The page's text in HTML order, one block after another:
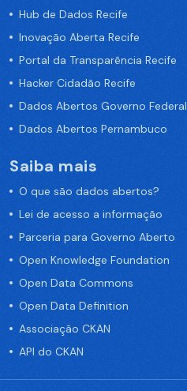
Hub de Dados Recife
Inovação Aberta Recife
Portal da Transparência Recife
Hacker Cidadão Recife
Dados Abertos Governo Federal
Dados Abertos Pernambuco
Saiba mais
O que são dados abertos?
Lei de acesso a informação
Parceria para Governo Aberto
Open Knowledge Foundation
Open Data Commons
Open Data Definition
Associação CKAN
API do CKAN